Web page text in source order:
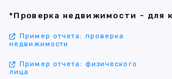
*Проверка недвижимости - для
Пример отчета: проверка
недвижимости
Пример отчета: физического
лица